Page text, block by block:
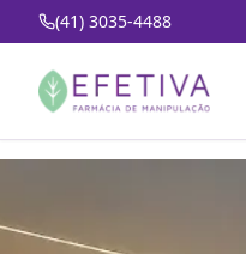
(41) 3035-4488